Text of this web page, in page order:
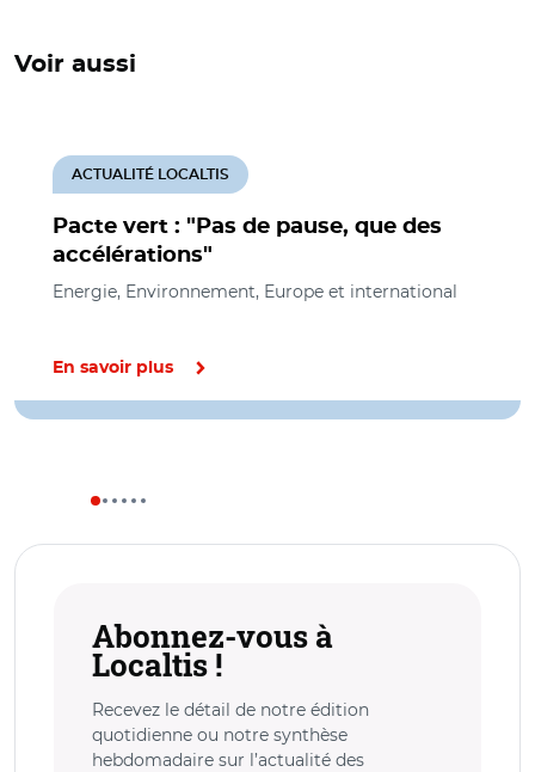
Voir aussi
Pacte vert : "Pas de pause, que des
accélérations"
ACTUALITÉ LOCALTIS
Energie, Environnement, Europe et international
En savoir plus
Abonnez-vous à
Localtis !
Recevez le détail de notre édition
quotidienne ou notre synthèse
hebdomadaire sur l’actualité des